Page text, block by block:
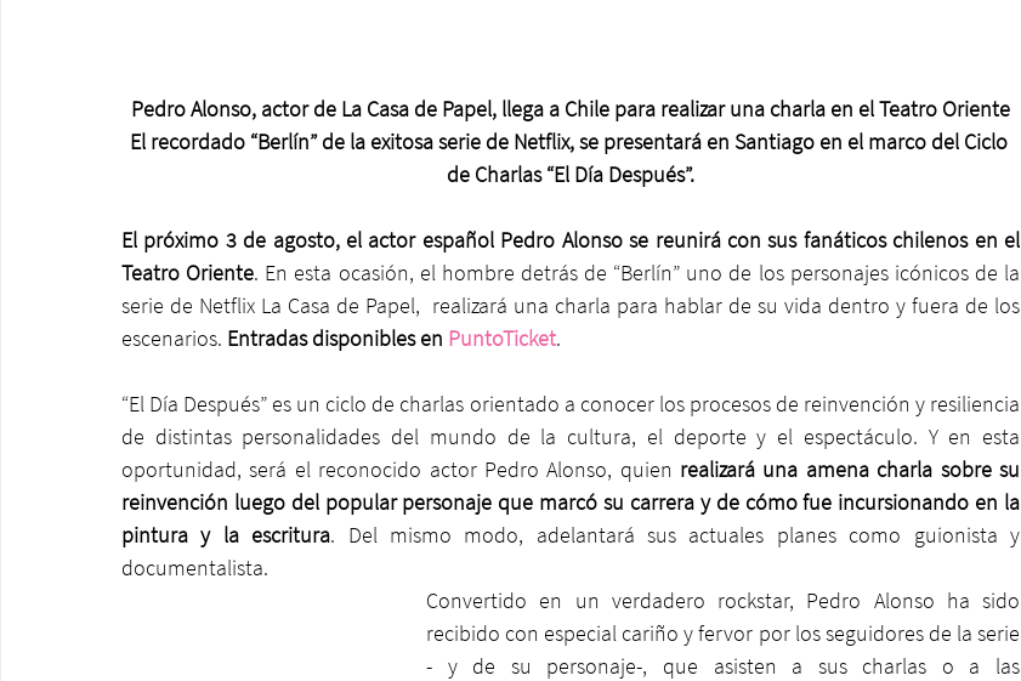
Pedro Alonso, actor de La Casa de Papel, llega a Chile para realizar una charla en el Teatro Oriente
El recordado “Berlín” de la exitosa serie de Netflix, se presentará en Santiago en el marco del Ciclo
de Charlas “El Día Después”.
El próximo 3 de agosto, el actor español Pedro Alonso se reunirá con sus fanáticos chilenos en el
Teatro Oriente. En esta ocasión, el hombre detrás de “Berlín” uno de los personajes icónicos de la
serie de Netflix La Casa de Papel,  realizará una charla para hablar de su vida dentro y fuera de los
escenarios. Entradas disponibles en PuntoTicket.
“El Día Después” es un ciclo de charlas orientado a conocer los procesos de reinvención y resiliencia
de distintas personalidades del mundo de la cultura, el deporte y el espectáculo. Y en esta
oportunidad, será el reconocido actor Pedro Alonso, quien realizará una amena charla sobre su
reinvención luego del popular personaje que marcó su carrera y de cómo fue incursionando en la
pintura y la escritura. Del mismo modo, adelantará sus actuales planes como guionista y
documentalista.
Convertido en un verdadero rockstar, Pedro Alonso ha sido
recibido con especial cariño y fervor por los seguidores de la serie
- y de su personaje-, que asisten a sus charlas o a las